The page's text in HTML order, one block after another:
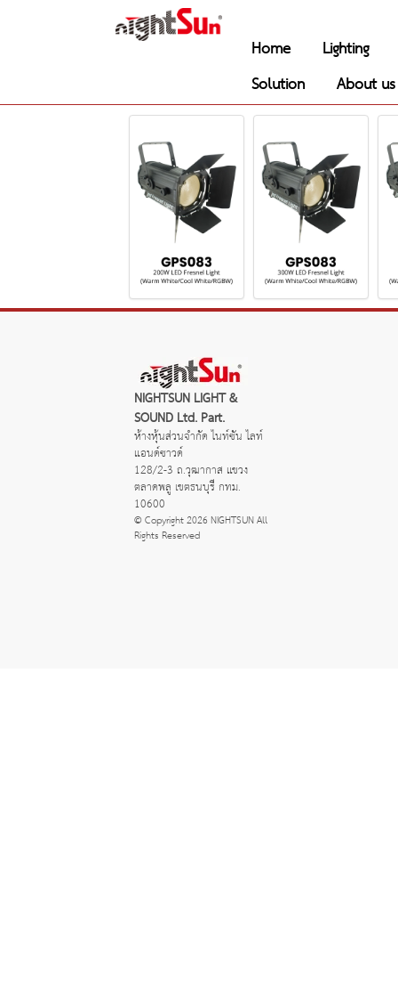
Home
Lighting
Solution
About us
NIGHTSUN LIGHT &
SOUND Ltd. Part.
ห้างหุ้นส่วนจำกัด ไนท์ซัน ไลท์
แอนด์ซาวด์
128/2-3 ถ.วุฒากาส แขวง
ตลาดพลู เขตธนบุรี กทม.
10600
© Copyright 2026 NIGHTSUN All
Rights Reserved